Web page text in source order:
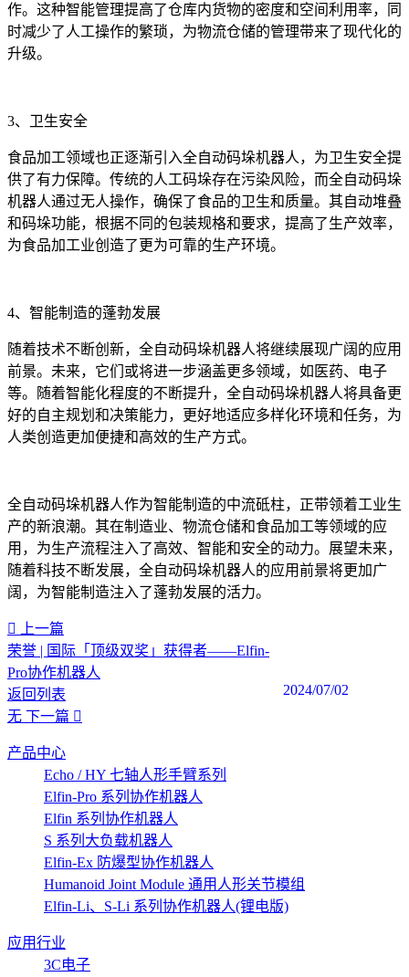
作。这种智能管理提高了仓库内货物的密度和空间利用率，同
时减少了人工操作的繁琐，为物流仓储的管理带来了现代化的
升级。
3、卫生安全
食品加工领域也正逐渐引入全自动码垛机器人，为卫生安全提
供了有力保障。传统的人工码垛存在污染风险，而全自动码垛
机器人通过无人操作，确保了食品的卫生和质量。其自动堆叠
和码垛功能，根据不同的包装规格和要求，提高了生产效率，
为食品加工业创造了更为可靠的生产环境。
4、智能制造的蓬勃发展
随着技术不断创新，全自动码垛机器人将继续展现广阔的应用
前景。未来，它们或将进一步涵盖更多领域，如医药、电子
等。随着智能化程度的不断提升，全自动码垛机器人将具备更
好的自主规划和决策能力，更好地适应多样化环境和任务，为
人类创造更加便捷和高效的生产方式。
全自动码垛机器人作为智能制造的中流砥柱，正带领着工业生
产的新浪潮。其在制造业、物流仓储和食品加工等领域的应
用，为生产流程注入了高效、智能和安全的动力。展望未来，
随着科技不断发展，全自动码垛机器人的应用前景将更加广
阔，为智能制造注入了蓬勃发展的活力。
上一篇
荣誉 | 国际「顶级双奖」获得者——Elfin-
Pro协作机器人
2024/07/02
返回列表
无 下一篇
产品中心
Echo / HY 七轴人形手臂系列
Elfin-Pro 系列协作机器人
Elfin 系列协作机器人
S 系列大负载机器人
Elfin-Ex 防爆型协作机器人
Humanoid Joint Module 通用人形关节模组
Elfin-Li、S-Li 系列协作机器人(锂电版)
应用行业
3C电子